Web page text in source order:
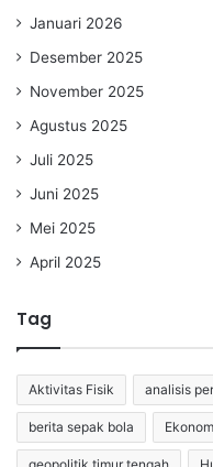
Januari 2026
Desember 2025
November 2025
Agustus 2025
Juli 2025
Juni 2025
Mei 2025
April 2025
Tag
Aktivitas Fisik analisis
berita sepak bola